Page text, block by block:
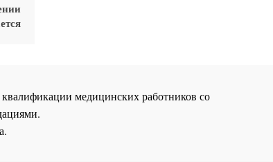
медицинских работников со